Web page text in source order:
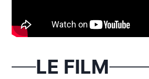
LE FILM